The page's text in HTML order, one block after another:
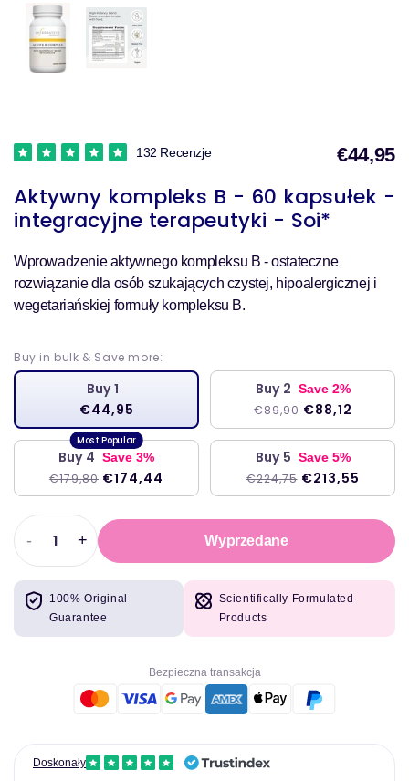
Aktywny kompleks B - 60 kapsułek -
integracyjne terapeutyki - Soi*
132 Recenzje €44,95
Wprowadzenie aktywnego kompleksu B - ostateczne
rozwiązanie dla osób szukających czystej, hipoalergicznej i
wegetariańskiej formuły kompleksu B.
Buy in bulk & Save more:
Buy 1
€44,95
Buy 2 Save 2%
€89,90 €88,12
Buy 4 Save 3%
€179,80 €174,44
Buy 5 Save 5%
€224,75 €213,55
Zmniejszyć
ilość
dla
Aktywny
kompleks
kapsułek
terapeutyki
-
Zwiększyć
ilość
Aktywny
kompleks
kapsułek
terapeutyki
+ Wyprzedane
100% Original
Guarantee
Scientifically Formulated
Products
Bezpieczna transakcja
Doskonały